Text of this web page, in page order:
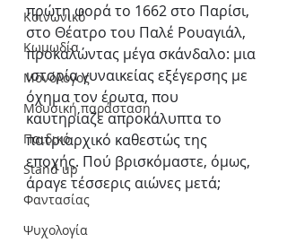
Κοινωνικό
Κωμωδία
Μονόλογος
Μουσική παράσταση
Παιδικό
Stand up
Φαντασίας
Ψυχολογία
πρώτη φορά το 1662 στο Παρίσι,
στο Θέατρο του Παλέ Ρουαγιάλ,
προκαλώντας μέγα σκάνδαλο: μια
ιστορία γυναικείας εξέγερσης με
όχημα τον έρωτα, που
καυτηρίαζε απροκάλυπτα το
πατριαρχικό καθεστώς της
εποχής. Πού βρισκόμαστε, όμως,
άραγε τέσσερις αιώνες μετά;